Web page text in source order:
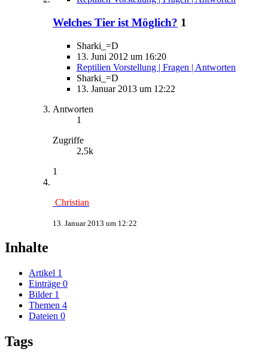
Welches Tier ist Möglich? 1
Sharki_=D
13. Juni 2012 um 16:20
Reptilien Vorstellung | Fragen | Antworten
Sharki_=D
13. Januar 2013 um 12:22
Antworten
1
Zugriffe
2,5k
1
Christian
13. Januar 2013 um 12:22
Inhalte
Artikel 1
Einträge 0
Bilder 1
Themen 4
Dateien 0
Tags